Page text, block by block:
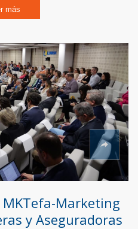
más
MKTefa-Marketing
y Aseguradoras